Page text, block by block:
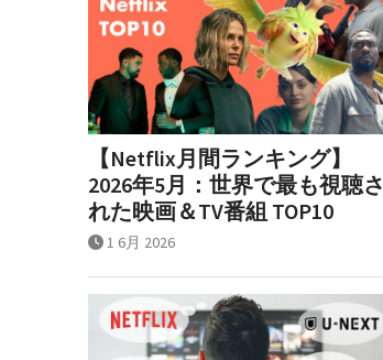
【Netflix月間ランキング】
2026年5月：世界で最も視聴さ
れた映画＆TV番組 TOP10
1 6月 2026